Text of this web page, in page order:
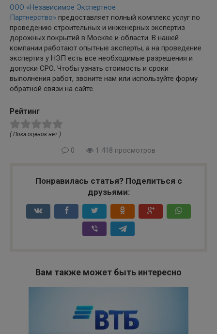
ООО «Независимое Экспертное
Партнерство» предоставляет полный комплекс услуг по
проведению строительных и инженерных экспертиз
дорожных покрытий в Москве и области. В нашей
компании работают опытные эксперты, а на проведение
экспертиз у НЭП есть все необходимые разрешения и
допуски СРО. Чтобы узнать стоимость и сроки
выполнения работ, звоните нам или используйте форму
обратной связи на сайте.
Рейтинг
( Пока оценок нет )
0 1 418 просмотров
Понравилась статья? Поделиться с
друзьями:
Вам также может быть интересно